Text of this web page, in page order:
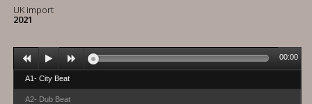
UK import
2021
A1- City Beat
A2- Dub Beat
00:00